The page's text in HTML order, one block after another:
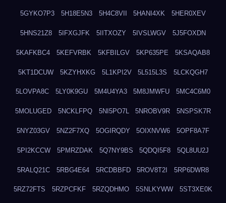
5GYKO7P3 5H18E5N3 5H4C8VII 5HANI4XK 5HER0XEV
5HNS21Z8 5IFXGJFK 5IITXOZY 5IVSLWGV 5J5FOXDN
5KAFKBC4 5KEFVRBK 5KFBILGV 5KP635PE 5KSAQAB8
5KT1DCUW 5KZYHXKG 5L1KPI2V 5L515L3S 5LCKQGH7
5LOVPA8C 5LY0K9GU 5M4U4YA3 5M8JMWFU 5MC4C6M0
5MOLUGED 5NCKLFPQ 5NI5PO7L 5NROBV9R 5NSPSK7R
5NYZ03GV 5NZ2F7XQ 5OGIRQDY 5OIXNVW6 5OPF8A7F
5PI2KCCW 5PMRZDAK 5Q7NY9BS 5QDQI5F8 5QL8UU2J
5RALQ21C 5RBG4E64 5RCDBBFD 5ROV8T2I 5RP6DWR8
5RZ72FTS 5RZPCFKF 5RZQDHMO 5SNLKYWW 5ST3XE0K